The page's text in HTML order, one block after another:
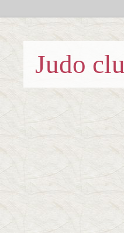
Judo